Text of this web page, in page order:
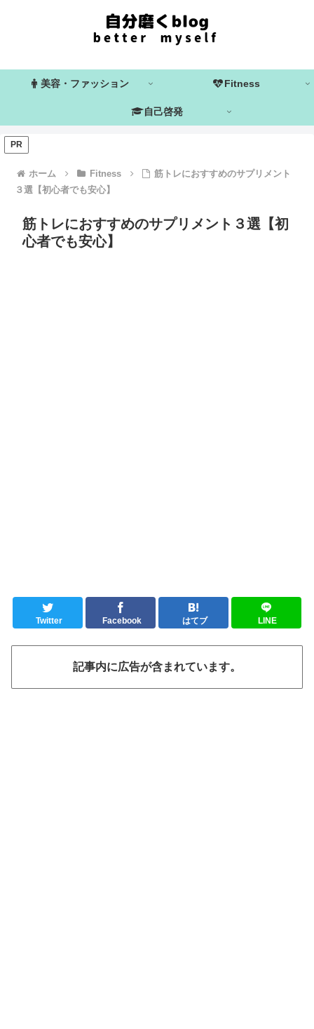
美容・ファッション Fitness
自己啓発
ホーム Fitness
筋トレにおすすめのサプリメント
３選【初心者でも安心】
PR
筋トレにおすすめのサプリメント３選【初
心者でも安心】
Twitter Facebook はてブ LINE
記事内に広告が含まれています。